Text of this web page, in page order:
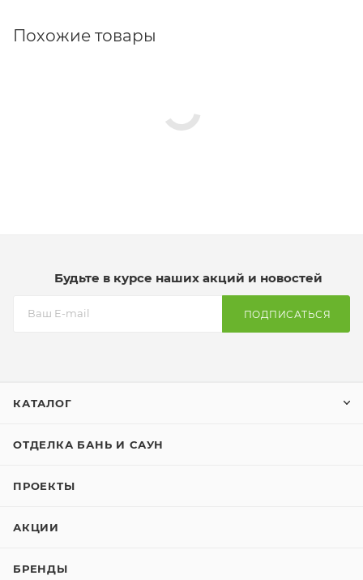
Похожие товары
Будьте в курсе наших акций и новостей
ПОДПИСАТЬСЯ
КАТАЛОГ
ОТДЕЛКА БАНЬ И САУН
ПРОЕКТЫ
АКЦИИ
БРЕНДЫ